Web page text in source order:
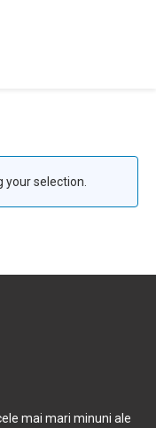
selection.
mai mari minuni ale